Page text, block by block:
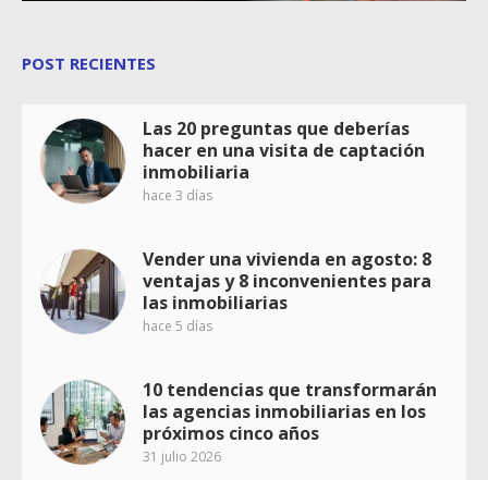
POST RECIENTES
Las 20 preguntas que deberías
hacer en una visita de captación
inmobiliaria
hace 3 días
Vender una vivienda en agosto: 8
ventajas y 8 inconvenientes para
las inmobiliarias
hace 5 días
10 tendencias que transformarán
las agencias inmobiliarias en los
próximos cinco años
31 julio 2026